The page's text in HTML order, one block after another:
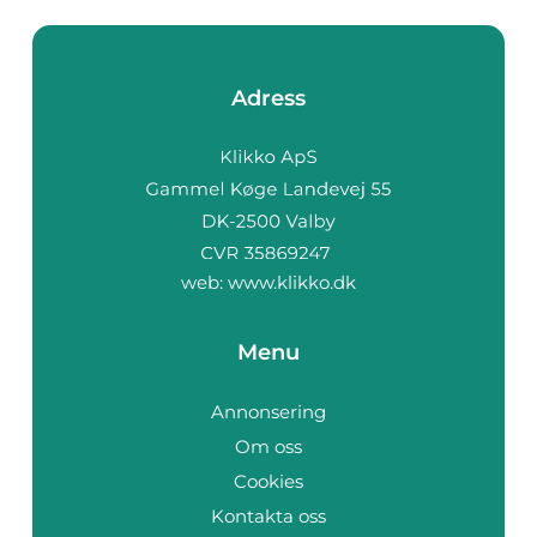
Adress
web: www.klikko.dk
Menu
Annonsering
Om oss
Cookies
Kontakta oss